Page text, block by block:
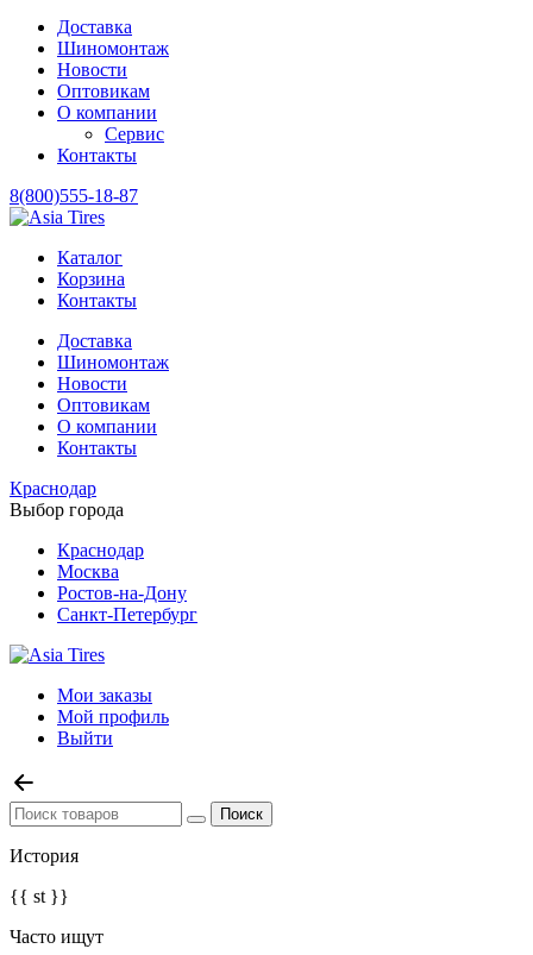
Доставка
Шиномонтаж
Новости
Оптовикам
О компании
Сервис
Контакты
8(800)555-18-87
Каталог
Корзина
Контакты
Доставка
Шиномонтаж
Новости
Оптовикам
О компании
Контакты
Краснодар
Выбор города
Краснодар
Москва
Ростов-на-Дону
Санкт-Петербург
Мои заказы
Мой профиль
Выйти
История
{{ st }}
Часто ищут